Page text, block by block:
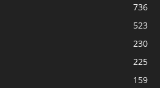
736
523
230
225
159